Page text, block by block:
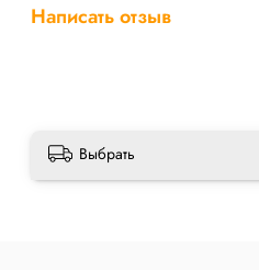
Написать отзыв
Выбрать